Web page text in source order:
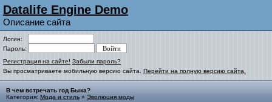
Datalife Engine Demo
Описание сайта
Логин:
Пароль:
Регистрация на сайте! Забыли пароль?
Вы просматриваете мобильную версию сайта. Перейти на полную версию сайта.
В чем встречать год Быка?
Категория: Мода и стиль » Эволюция моды